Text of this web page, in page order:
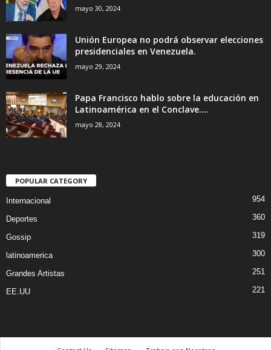
mayo 30, 2024
Unión Europea no podrá observar elecciones
presidenciales en Venezuela.
mayo 29, 2024
Papa Francisco hablo sobre la educación en
Latinoamérica en el Conclave....
mayo 28, 2024
POPULAR CATEGORY
Internacional 954
Deportes 360
Gossip 319
latinoamerica 300
Grandes Artistas 251
EE.UU 221